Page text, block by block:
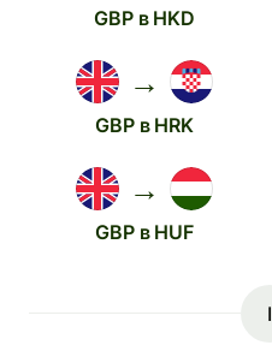
GBP в HKD
→
GBP в HRK
→
GBP в HUF
I